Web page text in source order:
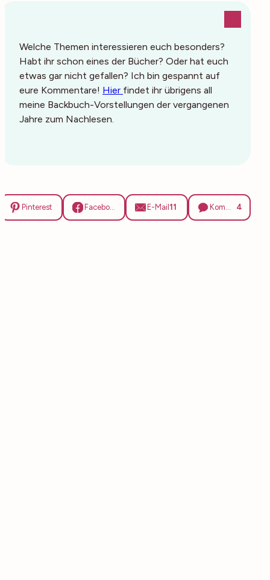
Welche Themen interessieren euch besonders?
Habt ihr schon eines der Bücher? Oder hat euch
etwas gar nicht gefallen? Ich bin gespannt auf
eure Kommentare! Hier findet ihr übrigens all
meine Backbuch-Vorstellungen der vergangenen
Jahre zum Nachlesen.
Pinterest E-Mail 11 4